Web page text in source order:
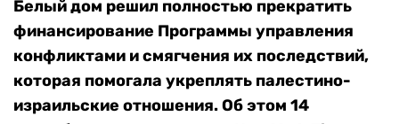
Белый дом решил полностью прекратить
финансирование Программы управления
конфликтами и смягчения их последствий,
которая помогала укреплять палестино-
израильские отношения. Об этом 14